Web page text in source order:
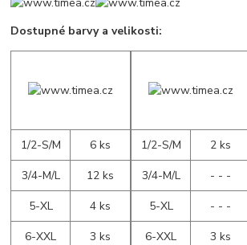
Dostupné barvy a velikosti:
1/2-S/M
6 ks
3/4-M/L
12 ks
5-XL
4 ks
6-XXL
3 ks
1/2-S/M
2 ks
3/4-M/L
- - -
5-XL
- - -
6-XXL
3 ks